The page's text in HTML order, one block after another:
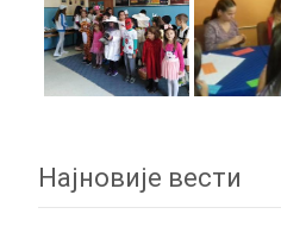
Најновије вести